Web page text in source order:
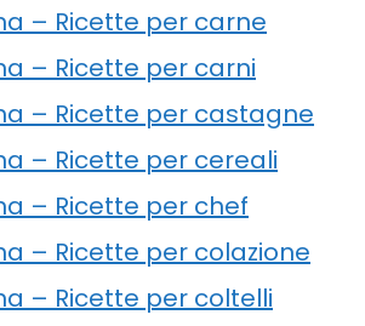
– Ricette per carne
– Ricette per carni
– Ricette per castagne
– Ricette per cereali
– Ricette per chef
– Ricette per colazione
– Ricette per coltelli